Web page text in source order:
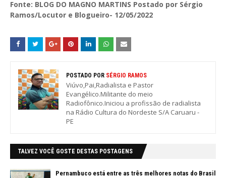
Fonte: BLOG DO MAGNO MARTINS Postado por Sérgio
Ramos/Locutor e Blogueiro- 12/05/2022
POSTADO POR SÉRGIO RAMOS
Viúvo,Pai,Radialista e Pastor
Evangélico.Militante do meio
Radiofônico.Iniciou a profissão de radialista
na Rádio Cultura do Nordeste S/A Caruaru -
PE
TALVEZ VOCÊ GOSTE DESTAS POSTAGENS
Pernambuco está entre as três melhores notas do Brasil